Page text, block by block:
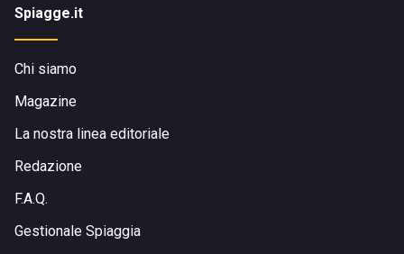
Spiagge.it
Chi siamo
Magazine
La nostra linea editoriale
Redazione
F.A.Q.
Gestionale Spiaggia